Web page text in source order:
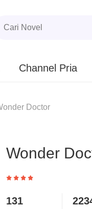
Channel Pria
Doctor
Wonder
131